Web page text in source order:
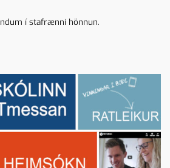
í stafrænni hönnun.